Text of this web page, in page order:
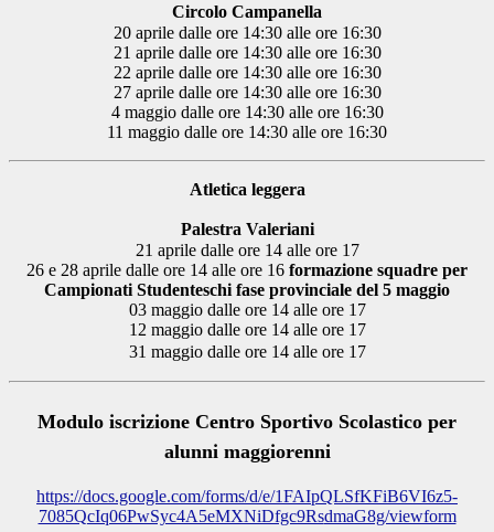
Circolo Campanella
20 aprile dalle ore 14:30 alle ore 16:30
21 aprile dalle ore 14:30 alle ore 16:30
22 aprile dalle ore 14:30 alle ore 16:30
27 aprile dalle ore 14:30 alle ore 16:30
4 maggio dalle ore 14:30 alle ore 16:30
11 maggio dalle ore 14:30 alle ore 16:30
Atletica leggera
Palestra Valeriani
21 aprile dalle ore 14 alle ore 17
26 e 28 aprile dalle ore 14 alle ore 16 formazione squadre per
Campionati Studenteschi fase provinciale del 5 maggio
03 maggio dalle ore 14 alle ore 17
12 maggio dalle ore 14 alle ore 17
31 maggio dalle ore 14 alle ore 17
Modulo iscrizione Centro Sportivo Scolastico per
alunni maggiorenni
https://docs.google.com/forms/d/e/1FAIpQLSfKFiB6VI6z5-
7085QcIq06PwSyc4A5eMXNiDfgc9RsdmaG8g/viewform